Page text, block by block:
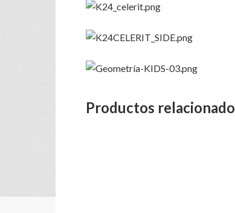
Productos